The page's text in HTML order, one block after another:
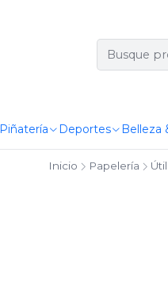
Piñatería Deportes Belleza
Inicio Papelería